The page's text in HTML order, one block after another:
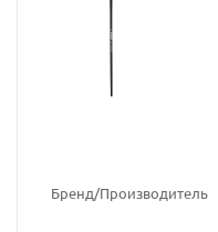
Бренд/Производитель